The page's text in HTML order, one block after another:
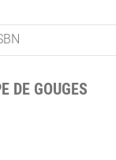
DE GOUGES